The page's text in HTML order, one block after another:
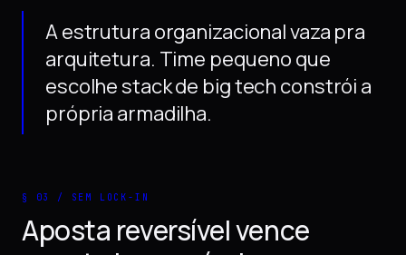
A estrutura organizacional vaza pra
arquitetura. Time pequeno que
escolhe stack de big tech constrói a
própria armadilha.
§ 03 / SEM LOCK-IN
Aposta reversível vence